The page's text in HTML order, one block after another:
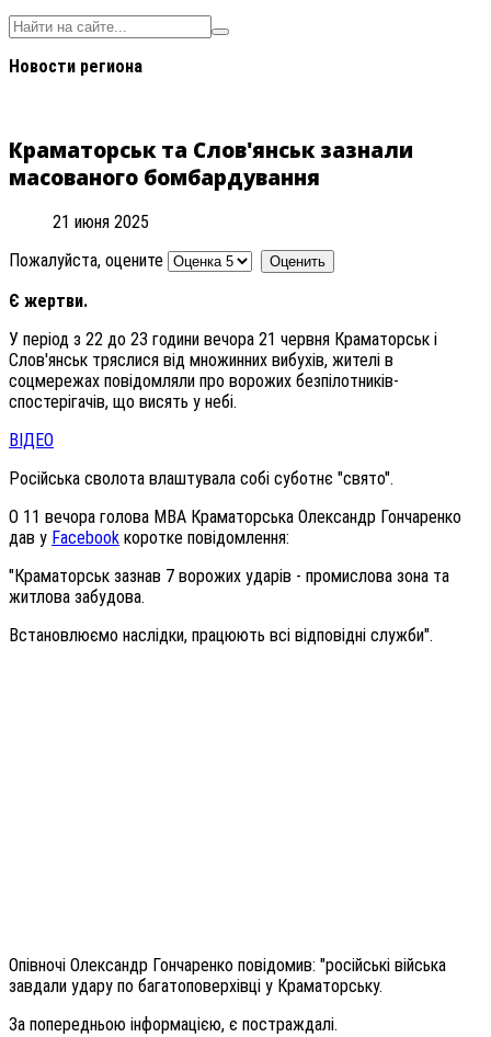
Новости региона
Краматорськ та Слов'янськ зазнали
масованого бомбардування
21 июня 2025
Пожалуйста, оцените
Є жертви.
У період з 22 до 23 години вечора 21 червня Краматорськ і
Слов'янськ тряслися від множинних вибухів, жителі в
соцмережах повідомляли про ворожих безпілотників-
спостерігачів, що висять у небі.
ВІДЕО
Російська сволота влаштувала собі суботнє "свято".
О 11 вечора голова МВА Краматорська Олександр Гончаренко
дав у Facebook коротке повідомлення:
"Краматорськ зазнав 7 ворожих ударів - промислова зона та
житлова забудова.
Встановлюємо наслідки, працюють всі відповідні служби".
Опівночі Олександр Гончаренко повідомив: "російські війська
завдали удару по багатоповерхівці у Краматорську.
За попередньою інформацією, є постраждалі.